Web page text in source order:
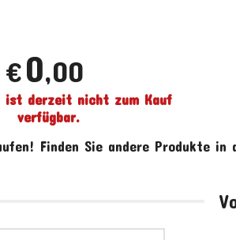
€0,00
ist derzeit nicht zum Kauf
verfügbar.
Finden Sie andere Produkte in